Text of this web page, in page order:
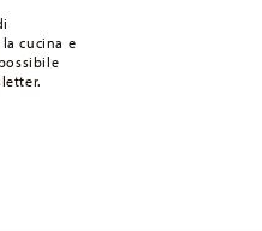
cucina e